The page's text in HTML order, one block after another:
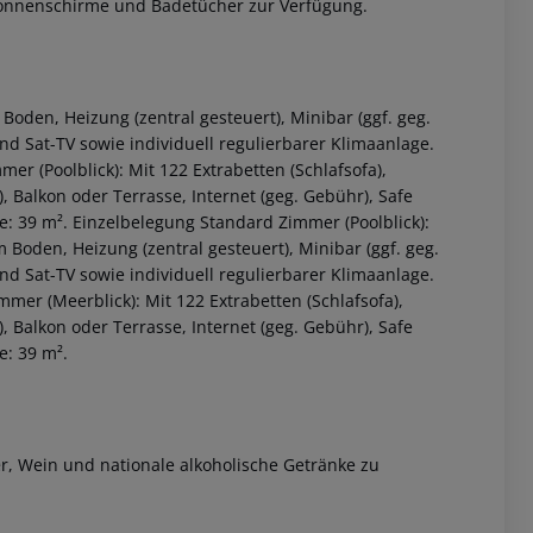
und Badetücher zur Verfügung.
Heizung (zentral gesteuert), Minibar (ggf. geg.
Sat-TV sowie individuell regulierbarer Klimaanlage.
(Poolblick): Mit 122 Extrabetten (Schlafsofa),
oder Terrasse, Internet (geg. Gebühr), Safe
m². Einzelbelegung Standard Zimmer (Poolblick):
Heizung (zentral gesteuert), Minibar (ggf. geg.
Sat-TV sowie individuell regulierbarer Klimaanlage.
(Meerblick): Mit 122 Extrabetten (Schlafsofa),
oder Terrasse, Internet (geg. Gebühr), Safe
39 m².
Wein und nationale alkoholische Getränke zu